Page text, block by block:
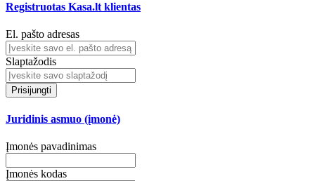
Registruotas Kasa.lt klientas
El. pašto adresas
Slaptažodis
Prisijungti
Juridinis asmuo (įmonė)
Įmonės pavadinimas
Įmonės kodas